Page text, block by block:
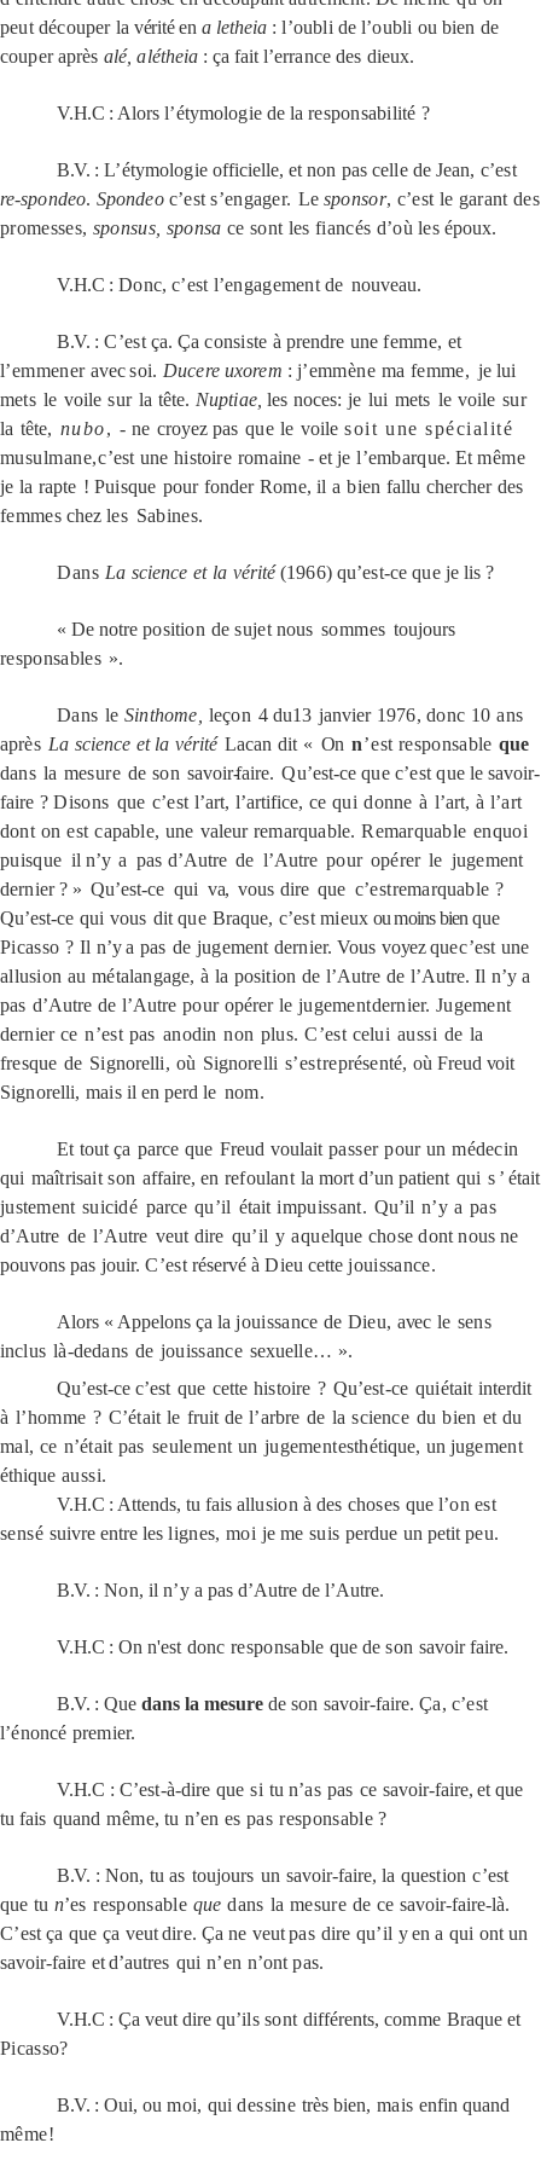
peut découper la véritéena letheia :l’oublidel’oubli ou bien de
couper après alé, alétheia : ça fait l’errance des dieux.
V.H.C : Alorsl’étymologie de la responsabilité ?
B.V. :L’étymologie officielle, et non pas celle de Jean, c’est
re-spondeo. Spondeo c’est s’engager. Le sponsor, c’est le garant des
promesses, sponsus, sponsa ce sont les fiancés d’oùles époux.
V.H.C :Donc,c’est l’engagementde nouveau.
B.V. :C’estça. Çaconsiste à prendre unefemme, et
l’emmener avecsoi. Ducere uxorem : j’emmène ma femme, jelui
mets le voile sur la tête. Nuptiae,les noces: je lui mets le voile sur
la tête, nubo, - ne croyez pas que le voilesoit une spécialité
musulmane,c’est une histoire romaine - et je l’embarque. Et même
je la rapte ! Puisque pour fonder Rome, il a bien fallu chercher des
femmeschezles Sabines.
Dans La science et la vérité(1966) qu’est-ce que je lis?
« Denotre position de sujet nous sommes toujours
responsables ».
Dans le Sinthome, leçon 4 du13 janvier 1976, donc 10 ans
après La science et la vérité Lacan dit « On n’est responsable que
dans la mesure de son savoir-faire. Qu’est-ceque c’estque le savoir-
faire ? Disons que c’est l’art, l’artifice, ce qui donne à l’art, à l’art
dont on est capable, une valeur remarquable. Remarquable enquoi
puisque il n’y a pas d’Autre de l’Autre pour opérer le jugement
dernier ? » Qu’est-ce qui va, vous dire que c’estremarquable ?
Qu’est-ce qui vous dit que Braque, c’est mieux ou moins bien que
Picasso ? Il n’ya pas de jugement dernier. Vous voyezquec’est une
allusion au métalangage, à la position de l’Autre de l’Autre. Il n’y a
pas d’Autre de l’Autre pour opérer le jugementdernier. Jugement
dernier ce n’est pas anodin non plus. C’est celui aussi de la
fresque de Signorelli, où Signorelli s’estreprésenté, où Freud voit
Signorelli, maisil en perd le nom.
Et tout ça parce que Freud voulait passer pour un médecin
qui maîtrisait son affaire, en refoulant la mort d’un patient qui s’ était
justement suicidé parce qu’il était impuissant. Qu’il n’y a pas
d’Autre de l’Autre veut dire qu’il y aquelque chosedont nousne
pouvons pas jouir.C’estréservé àDieucettejouissance.
Alors « Appelons ça lajouissance de Dieu, avec le sens
inclus là-dedans de jouissance sexuelle… ».
Qu’est-ce c’est que cette histoire ? Qu’est-ce quiétait interdit
à l’homme ? C’était le fruit de l’arbre de la science du bien et du
mal, ce n’était pas seulement un jugementesthétique, un jugement
éthique aussi.
V.H.C : Attends,tu fais allusionàdes choses quel’onest
sensé suivre entre leslignes,moi je mesuis perdue un petit peu.
B.V. :Non,iln’y a pasd’Autre de l’Autre.
V.H.C :On n'est donc responsable quedesonsavoirfaire.
B.V. : Quedansla mesure de sonsavoir-faire.Ça, c’est
l’énoncé premier.
V.H.C : C’est-à-dire que si tu n’as pas ce savoir-faire, et que
tu fais quand même, tu n’en es pas responsable ?
B.V. : Non, tu as toujours un savoir-faire, la question c’est
que tu n’es responsable que dans la mesure de ce savoir-faire-là.
C’est ça que ça veut dire. Ça ne veut pas dire qu’il y en a qui ont un
savoir-faire et d’autres qui n’en n’ont pas.
V.H.C : Çaveutdire qu’ilssont différents, commeBraque et
Picasso?
B.V. : Oui, oumoi, quidessine très bien, mais enfin quand
même!